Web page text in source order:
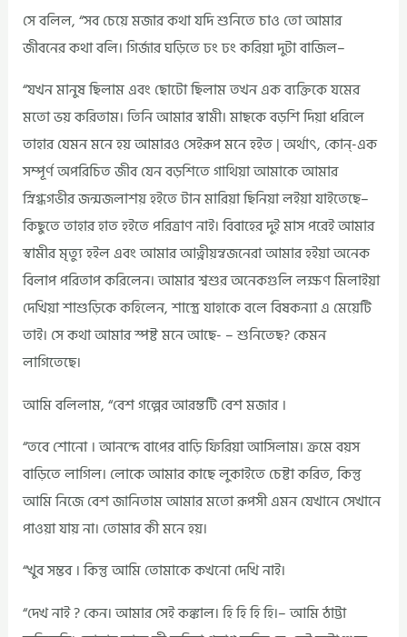
সে বলিল, “সব চেয়ে মজার কথা যদি শুনিতে চাও তো আমার
জীবনের কথা বলি। গির্জার ঘড়িতে ঢং ঢং করিয়া দুটা বাজিল–
“যখন মানুষ ছিলাম এবং ছোটো ছিলাম তখন এক ব্যক্তিকে যমের
মতো ভয় করিতাম। তিনি আমার স্বামী। মাছকে বড়শি দিয়া ধরিলে
তাহার যেমন মনে হয় আমারও সেইরূপ মনে হইত | অর্থাৎ, কোন্‌-এক
সম্পূর্ণ অপরিচিত জীব যেন বড়শিতে গাথিয়া আমাকে আমার
স্নিগ্ধগভীর জন্মজলাশয় হইতে টান মারিয়া ছিনিয়া লইয়া যাইতেছে–
কিছুতে তাহার হাত হইতে পরিত্রাণ নাই। বিবাহের দুই মাস পরেই আমার
স্বামীর মৃত্যু হইল এবং আমার আত্নীয়ন্বজনেরা আমার হইয়া অনেক
বিলাপ পরিতাপ করিলেন। আমার শ্বশুর অনেকগুলি লক্ষণ মিলাইয়া
দেখিয়া শাশুড়িকে কহিলেন, শাস্ত্রে যাহাকে বলে বিষকন্যা এ মেয়েটি
তাই। সে কথা আমার স্পষ্ট মনে আছে- – শুনিতেছ? কেমন
লাগিতেছে।
আমি বলিলাম, “বেশ গল্পের আরম্তটি বেশ মজার ।
“তবে শোনো । আনন্দে বাপের বাড়ি ফিরিয়া আসিলাম। ক্রমে বয়স
বাড়িতে লাগিল। লোকে আমার কাছে লুকাইতে চেষ্টা করিত, কিন্তু
আমি নিজে বেশ জানিতাম আমার মতো রূপসী এমন যেখানে সেখানে
পাওয়া যায় না। তোমার কী মনে হয়।
“খুব সম্ভব । কিন্তু আমি তোমাকে কখনো দেখি নাই।
“দেখ নাই ? কেন। আমার সেই কঙ্কাল। হি হি হি হি।– আমি ঠাট্টা